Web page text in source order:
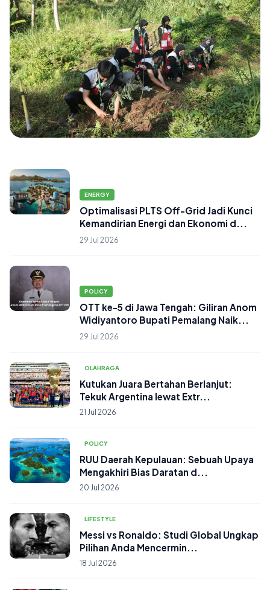
Cegah Longsor di Ungaran Barat, PPK
Ormawa PSC FH UNNES Gagas 'Green
Buffer Village' di De...
ENERGY
Optimalisasi PLTS Off-Grid Jadi Kunci
Kemandirian Energi dan Ekonomi d...
29 Jul 2026
POLICY
OTT ke-5 di Jawa Tengah: Giliran Anom
Widiyantoro Bupati Pemalang Naik...
29 Jul 2026
OLAHRAGA
Kutukan Juara Bertahan Berlanjut:
Tekuk Argentina lewat Extr...
21 Jul 2026
POLICY
RUU Daerah Kepulauan: Sebuah Upaya
Mengakhiri Bias Daratan d...
20 Jul 2026
LIFESTYLE
Messi vs Ronaldo: Studi Global Ungkap
Pilihan Anda Mencermin...
18 Jul 2026